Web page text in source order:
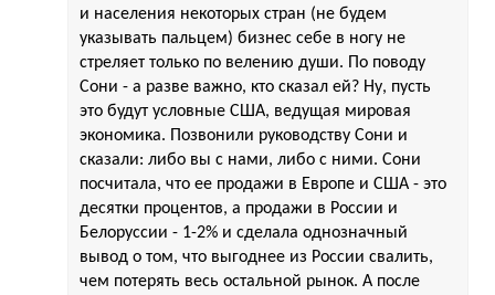
и населения некоторых стран (не будем
указывать пальцем) бизнес себе в ногу не
стреляет только по велению души. По поводу
Сони - а разве важно, кто сказал ей? Ну, пусть
это будут условные США, ведущая мировая
экономика. Позвонили руководству Сони и
сказали: либо вы с нами, либо с ними. Сони
посчитала, что ее продажи в Европе и США - это
десятки процентов, а продажи в России и
Белоруссии - 1-2% и сделала однозначный
вывод о том, что выгоднее из России свалить,
чем потерять весь остальной рынок. А после